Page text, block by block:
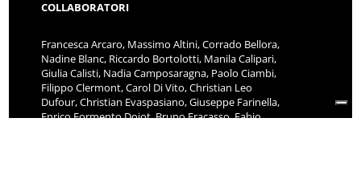
COLLABORATORI
Francesca Arcaro, Massimo Altini, Corrado Bellora,
Nadine Blanc, Riccardo Bortolotti, Manila Calipari,
Giulia Calisti, Nadia Camposaragna, Paolo Ciambi,
Filippo Clermont, Carol Di Vito, Christian Leo
Dufour, Christian Evaspasiano, Giuseppe Farinella,
Enrico Formento Dojot, Bruno Fracasso, Fabio